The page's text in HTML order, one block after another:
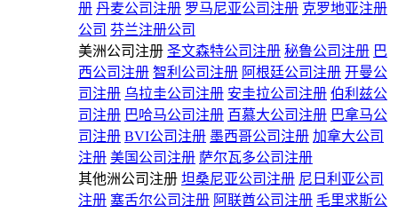
册 丹麦公司注册 罗马尼亚公司注册 克罗地亚注册
公司 芬兰注册公司
美洲公司注册 圣文森特公司注册 秘鲁公司注册 巴
西公司注册 智利公司注册 阿根廷公司注册 开曼公
司注册 乌拉圭公司注册 安圭拉公司注册 伯利兹公
司注册 巴哈马公司注册 百慕大公司注册 巴拿马公
司注册 BVI公司注册 墨西哥公司注册 加拿大公司
注册 美国公司注册 萨尔瓦多公司注册
其他洲公司注册 坦桑尼亚公司注册 尼日利亚公司
注册 塞舌尔公司注册 阿联酋公司注册 毛里求斯公